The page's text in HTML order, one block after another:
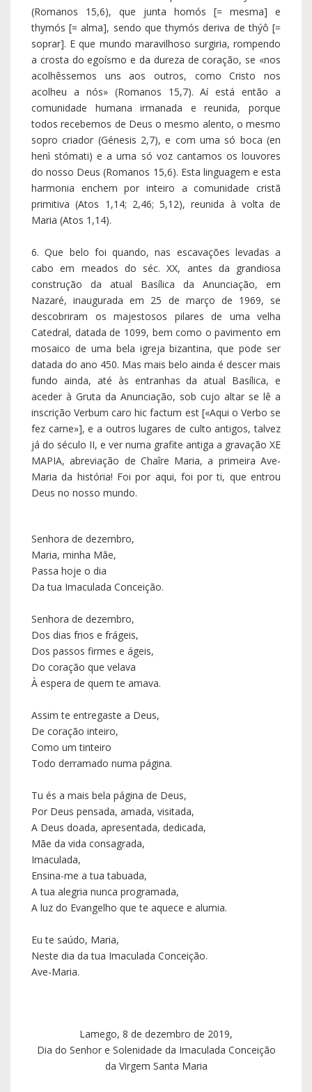
Maria (Atos 1,14).
6. Que belo foi quando, nas escavações levadas a
cabo em meados do séc. XX, antes da grandiosa
construção da atual Basílica da Anunciação, em
Nazaré, inaugurada em 25 de março de 1969, se
descobriram os majestosos pilares de uma velha
Catedral, datada de 1099, bem como o pavimento em
mosaico de uma bela igreja bizantina, que pode ser
datada do ano 450. Mas mais belo ainda é descer mais
fundo ainda, até às entranhas da atual Basílica, e
aceder à Gruta da Anunciação, sob cujo altar se lê a
inscrição Verbum caro hic factum est [«Aqui o Verbo se
fez carne»], e a outros lugares de culto antigos, talvez
MAPIA, abreviação de Chaîre Maria, a primeira Ave-
Maria da história! Foi por aqui, foi por ti, que entrou
Deus no nosso mundo.
Senhora de dezembro,
Maria, minha Mãe,
Passa hoje o dia
Da tua Imaculada Conceição.
Senhora de dezembro,
Dos dias frios e frágeis,
Dos passos firmes e ágeis,
Do coração que velava
À espera de quem te amava.
Como um tinteiro
Todo derramado numa página.
Tu és a mais bela página de Deus,
A Deus doada, apresentada, dedicada,
Mãe da vida consagrada,
Imaculada,
Ensina-me a tua tabuada,
A tua alegria nunca programada,
Eu te saúdo, Maria,
Neste dia da tua Imaculada Conceição.
Ave-Maria.
Lamego, 8 de dezembro de 2019,
Dia do Senhor e Solenidade da Imaculada Conceição
da Virgem Santa Maria
+ António, vosso bispo e irmão
05 agosto 2026